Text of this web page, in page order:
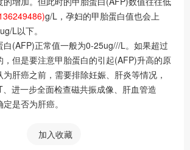
g/L，孕妇的甲胎蛋白值也会上
L以下。
白(AFP)正常值一般为0-25ug///L。如果超过
，但是要注意甲胎蛋白的引起(AFP)升高的原
肝癌之前，需要排除妊娠、肝炎等情况，
进一步全面检查磁共振成像、肝血管造
是否为肝癌。
加入收藏